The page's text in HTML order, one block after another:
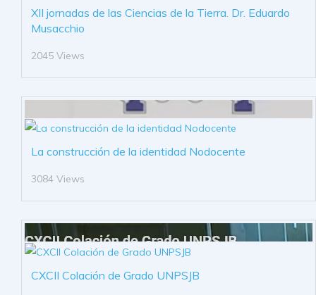
XII jornadas de las Ciencias de la Tierra. Dr. Eduardo
Musacchio
2045 Views
La construcción de la identidad Nodocente
3084 Views
CXCII Colación de Grado UNPSJB